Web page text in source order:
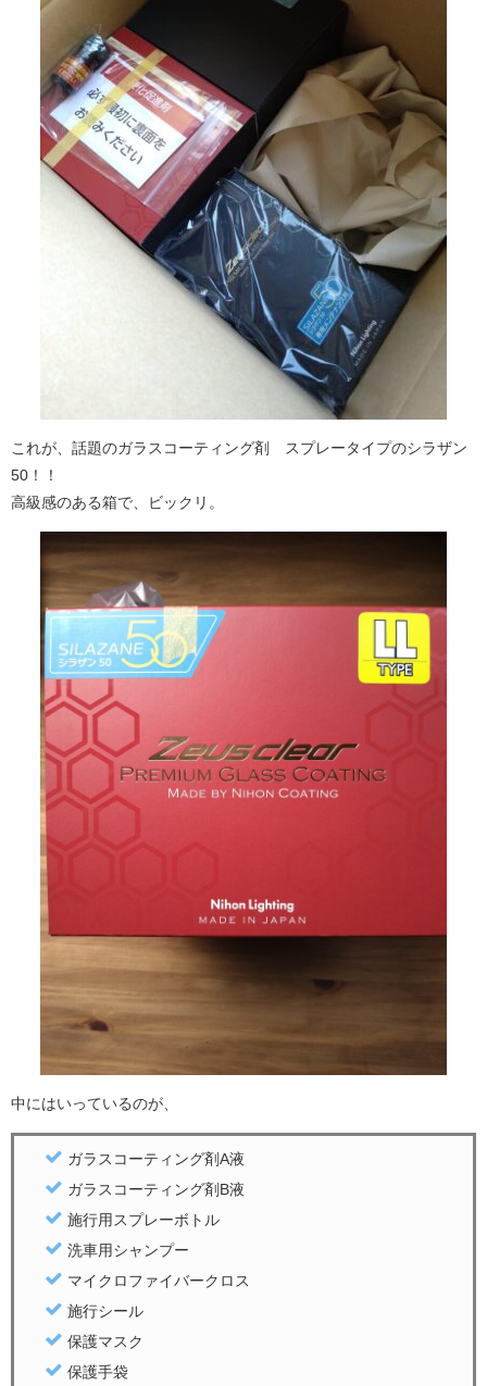
これが、話題のガラスコーティング剤 スプレータイプのシラザン
50！！
高級感のある箱で、ビックリ。
中にはいっているのが、
ガラスコーティング剤A液
ガラスコーティング剤B液
施行用スプレーボトル
洗車用シャンプー
マイクロファイバークロス
施行シール
保護マスク
保護手袋